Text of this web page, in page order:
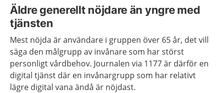
Äldre generellt nöjdare än yngre med
tjänsten
Mest nöjda är användare i gruppen över 65 år, det vill
säga den målgrupp av invånare som har störst
personligt vårdbehov. Journalen via 1177 är därför en
digital tjänst där en invånargrupp som har relativt
lägre digital vana ändå är nöjdast.